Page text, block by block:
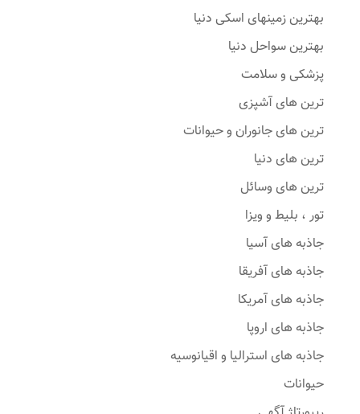
بهترین زمینهای اسکی دنیا
بهترین سواحل دنیا
پزشکی و سلامت
ترین های آشپزی
ترین های جانوران و حیوانات
ترین های دنیا
ترین های وسائل
تور ، بلیط و ویزا
جاذبه های آسیا
جاذبه های آفریقا
جاذبه های آمریکا
جاذبه های اروپا
جاذبه های استرالیا و اقیانوسیه
حیوانات